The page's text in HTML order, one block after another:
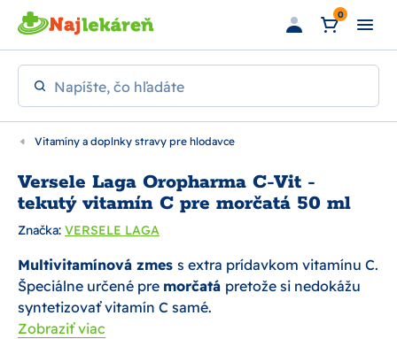
Preskočiť na hlavný obsah 0
Napíšte, čo hľadáte
Vitamíny a doplnky stravy pre hlodavce
Versele Laga Oropharma C-Vit -
tekutý vitamín C pre morčatá 50 ml
Značka: VERSELE LAGA
Multivitamínová zmes s extra prídavkom vitamínu C.
Špeciálne určené pre morčatá pretože si nedokážu
syntetizovať vitamín C samé.
Zobraziť viac